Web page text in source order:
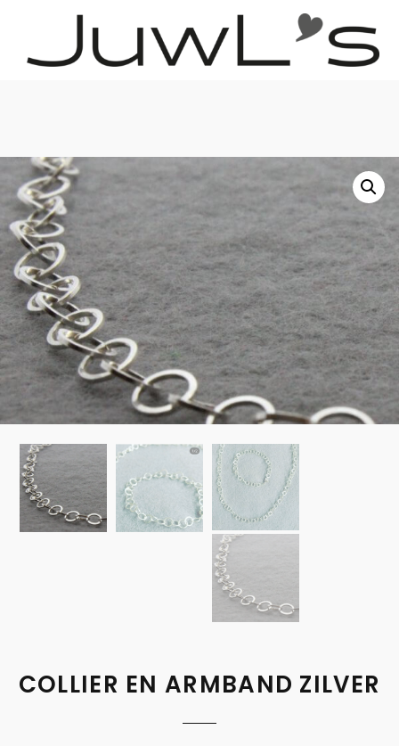
COLLIER EN ARMBAND ZILVER